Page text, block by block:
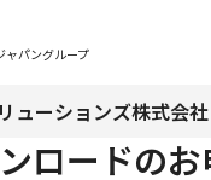
ャパングループ
ューションズ株式会社
ロードの